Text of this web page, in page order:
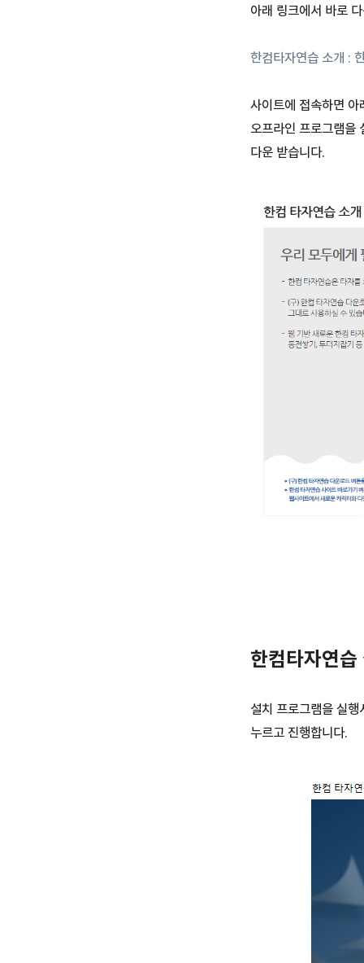
아래 링크에서 바로
한컴타자연습 소개 :
사이트에 접속하면
오프라인 프로그램을
다운 받습니다.
한컴타자연
설치 프로그램을 실
누르고 진행합니다.